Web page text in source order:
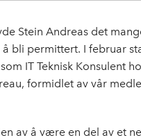
Stein Andreas det
bli permittert. I februar
IT Teknisk Konsulent
formidlet av vår
av å være en del av et